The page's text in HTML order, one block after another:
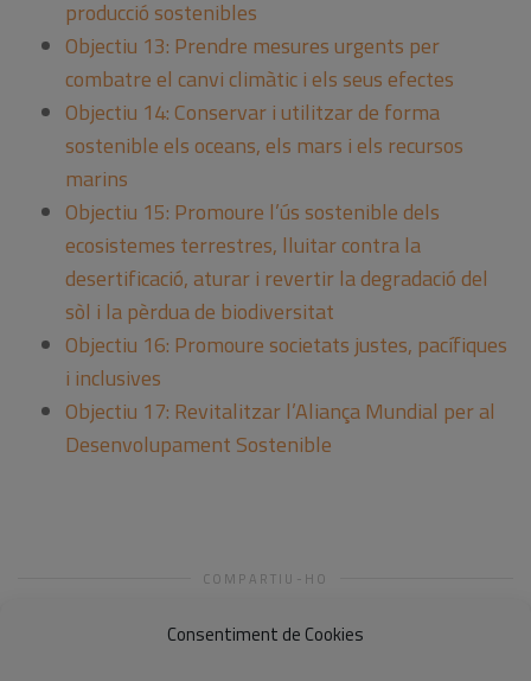
Consentiment de Cookies
producció sostenibles
Objectiu 13: Prendre mesures urgents per
combatre el canvi climàtic i els seus efectes
Objectiu 14: Conservar i utilitzar de forma
sostenible els oceans, els mars i els recursos
marins
Objectiu 15: Promoure l’ús sostenible dels
ecosistemes terrestres, lluitar contra la
desertificació, aturar i revertir la degradació del
sòl i la pèrdua de biodiversitat
Objectiu 16: Promoure societats justes, pacífiques
i inclusives
Objectiu 17: Revitalitzar l’Aliança Mundial per al
Desenvolupament Sostenible
COMPARTIU-HO